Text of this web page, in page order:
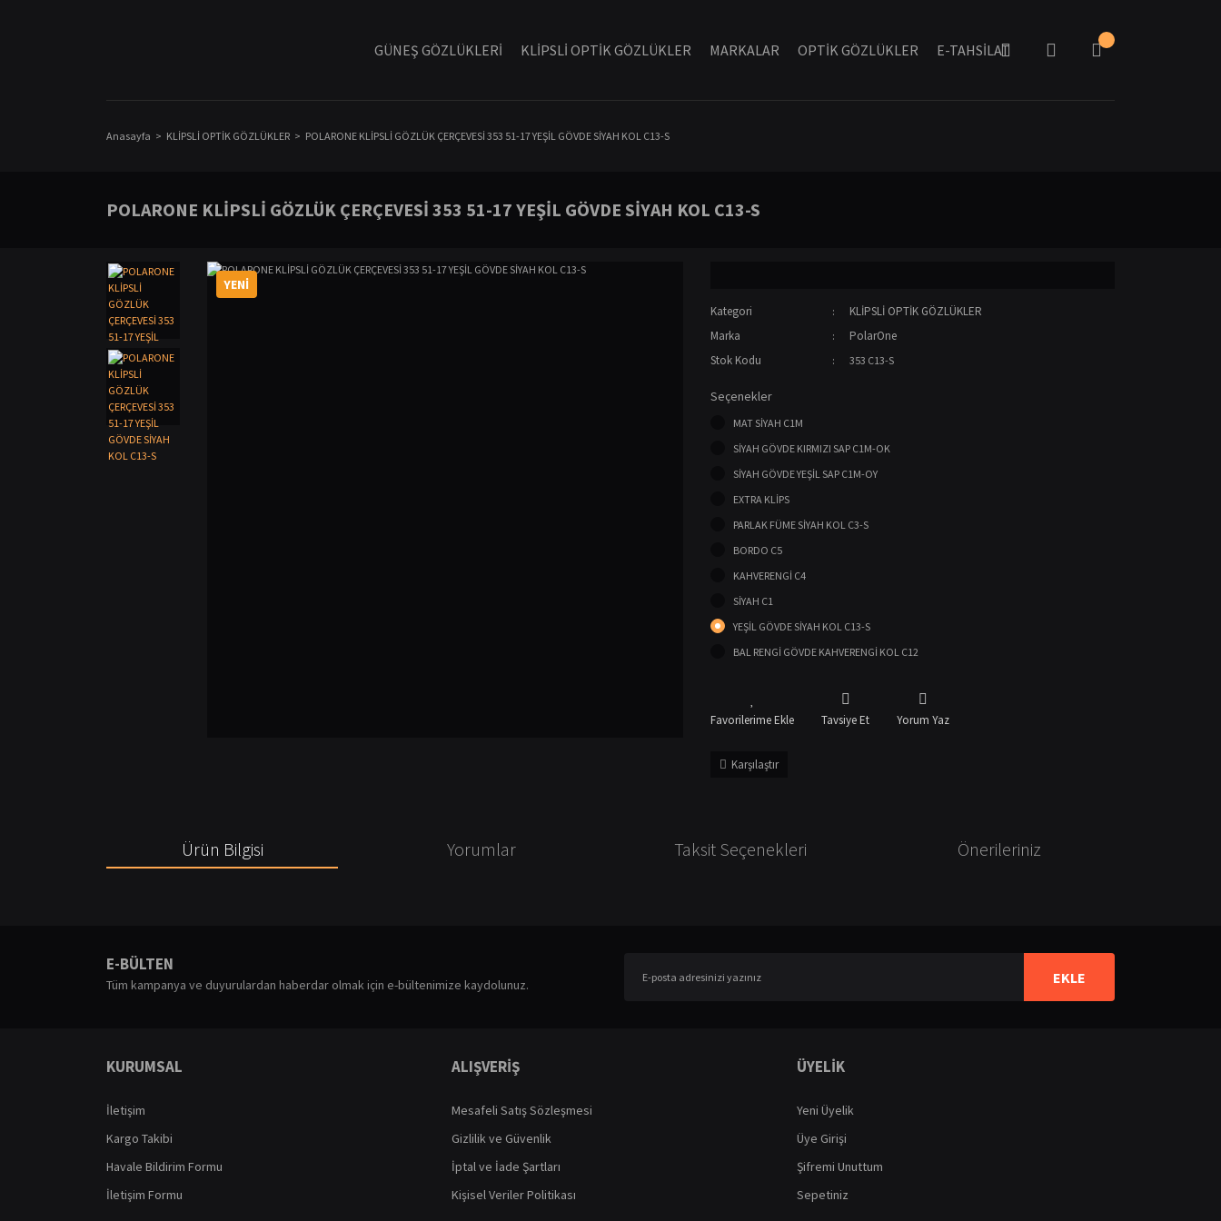
GÜNEŞ GÖZLÜKLERİ KLİPSLİ OPTİK GÖZLÜKLER MARKALAR OPTİK GÖZLÜKLER E-TAHSİLAT
Anasayfa KLİPSLİ OPTİK GÖZLÜKLER POLARONE KLİPSLİ GÖZLÜK ÇERÇEVESİ 353 51-17 YEŞİL GÖVDE SİYAH KOL C13-S
POLARONE KLİPSLİ GÖZLÜK ÇERÇEVESİ 353 51-17 YEŞİL GÖVDE SİYAH KOL C13-S
YENİ
Kategori
KLİPSLİ OPTİK GÖZLÜKLER
Marka
PolarOne
Stok Kodu
353 C13-S
Seçenekler
MAT SİYAH C1M
SİYAH GÖVDE KIRMIZI SAP C1M-OK
SİYAH GÖVDE YEŞİL SAP C1M-OY
EXTRA KLİPS
PARLAK FÜME SİYAH KOL C3-S
BORDO C5
KAHVERENGİ C4
SİYAH C1
YEŞİL GÖVDE SİYAH KOL C13-S
BAL RENGİ GÖVDE KAHVERENGİ KOL C12
Tavsiye Et Yorum Yaz
Karşılaştır
Ürün Bilgisi Yorumlar Taksit Seçenekleri Önerileriniz
Ürün resmi kalitesiz, bozuk veya görüntülenemiyor.
Ürün fiyatı diğer sitelerden daha pahalı.
E-BÜLTEN
Tüm kampanya ve duyurulardan haberdar olmak için e-bültenimize kaydolunuz. EKLE
KURUMSAL
İletişim
Kargo Takibi
Havale Bildirim Formu
İletişim Formu
ALIŞVERİŞ
Mesafeli Satış Sözleşmesi
Gizlilik ve Güvenlik
İptal ve İade Şartları
Kişisel Veriler Politikası
ÜYELİK
Yeni Üyelik
Üye Girişi
Şifremi Unuttum
Sepetiniz